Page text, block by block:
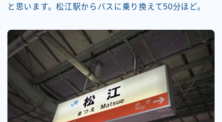
と思います。松江駅からバスに乗り換えて50分ほど。